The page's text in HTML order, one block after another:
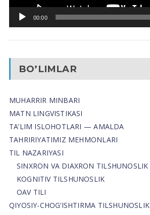
00:00
BO’LIMLAR
MUHARRIR MINBARI
MATN LINGVISTIKASI
TA’LIM ISLOHOTLARI — AMALDA
TAHRIRIYATIMIZ MEHMONLARI
TIL NAZARIYASI
SINXRON VA DIAXRON TILSHUNOSLIK
KOGNITIV TILSHUNOSLIK
OAV TILI
QIYOSIY-CHOG‘ISHTIRMA TILSHUNOSLIK